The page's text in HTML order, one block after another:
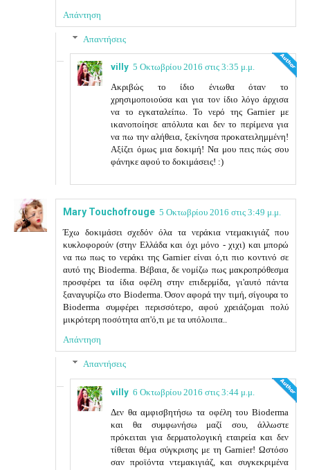
Απάντηση
Απαντήσεις
villy 5 Οκτωβρίου 2016 στις 3:35 μ.μ.
Ακριβώς το ίδιο ένιωθα όταν το
χρησιμοποιούσα και για τον ίδιο λόγο άρχισα
να το εγκαταλείπω. Το νερό της Garnier με
ικανοποίησε απόλυτα και δεν το περίμενα για
να πω την αλήθεια, ξεκίνησα προκατειλημμένη!
Αξίζει όμως μια δοκιμή! Να μου πεις πώς σου
φάνηκε αφού το δοκιμάσεις! :)
Mary Touchofrouge 5 Οκτωβρίου 2016 στις 3:49 μ.μ.
Έχω δοκιμάσει σχεδόν όλα τα νεράκια ντεμακιγιάζ που
κυκλοφορούν (στην Ελλάδα και όχι μόνο - χιχι) και μπορώ
να πω πως το νεράκι της Garnier είναι ό,τι πιο κοντινό σε
αυτό της Bioderma. Βέβαια, δε νομίζω πως μακροπρόθεσμα
προσφέρει τα ίδια οφέλη στην επιδερμίδα, γι'αυτό πάντα
ξαναγυρίζω στο Bioderma. Όσον αφορά την τιμή, σίγουρα το
Bioderma συμφέρει περισσότερο, αφού χρειάζομαι πολύ
μικρότερη ποσότητα απ'ό,τι με τα υπόλοιπα..
Απάντηση
Απαντήσεις
villy 6 Οκτωβρίου 2016 στις 3:44 μ.μ.
Δεν θα αμφισβητήσω τα οφέλη του Bioderma
και θα συμφωνήσω μαζί σου, άλλωστε
πρόκειται για δερματολογική εταιρεία και δεν
τίθεται θέμα σύγκρισης με τη Garnier! Ωστόσο
σαν προϊόντα ντεμακιγιάζ, και συγκεκριμένα